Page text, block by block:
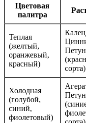
Цветовая
палитра
Теплая
(желтый,
оранжевый,
красный)
сорта)
Холодная
(голубой,
синий,
фиолетовый)